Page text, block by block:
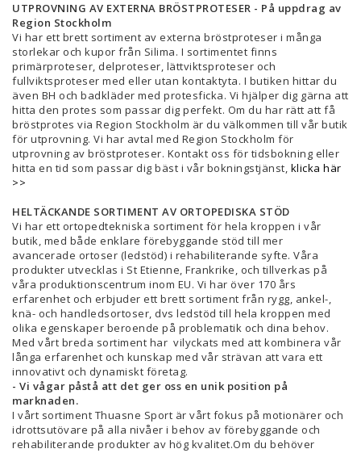
UTPROVNING AV EXTERNA BRÖSTPROTESER - På uppdrag av
Region Stockholm
Vi har ett brett sortiment av externa bröstproteser i många
storlekar och kupor från Silima. I sortimentet finns
primärproteser, delproteser, lättviktsproteser och
fullviktsproteser med eller utan kontaktyta. I butiken hittar du
även BH och badkläder med protesficka. Vi hjälper dig gärna att
hitta den protes som passar dig perfekt. Om du har rätt att få
bröstprotes via Region Stockholm är du välkommen till vår butik
för utprovning. Vi har avtal med Region Stockholm för
utprovning av bröstproteser. Kontakt oss för tidsbokning eller
hitta en tid som passar dig bäst i vår bokningstjänst, klicka här
>>
HELTÄCKANDE SORTIMENT AV ORTOPEDISKA STÖD
Vi har ett ortopedtekniska sortiment för hela kroppen i vår
butik, med både enklare förebyggande stöd till mer
avancerade ortoser (ledstöd) i rehabiliterande syfte. Våra
produkter utvecklas i St Etienne, Frankrike, och tillverkas på
våra produktionscentrum inom EU. Vi har över 170 års
erfarenhet och erbjuder ett brett sortiment från rygg, ankel-,
knä- och handledsortoser, dvs ledstöd till hela kroppen med
olika egenskaper beroende på problematik och dina behov.
Med vårt breda sortiment har vilyckats med att kombinera vår
långa erfarenhet och kunskap med vår strävan att vara ett
innovativt och dynamiskt företag.
- Vi vågar påstå att det ger oss en unik position på
marknaden.
I vårt sortiment Thuasne Sport är vårt fokus på motionärer och
idrottsutövare på alla nivåer i behov av förebyggande och
rehabiliterande produkter av hög kvalitet.Om du behöver